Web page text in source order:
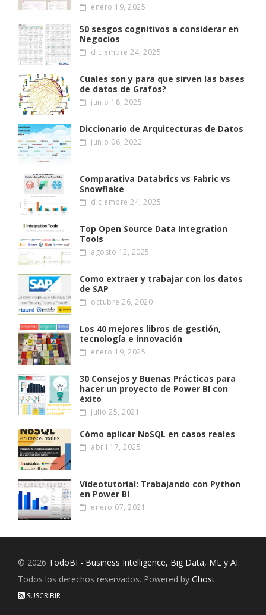
enero 19, 2025
50 sesgos cognitivos a considerar en
Negocios
diciembre 24, 2025
Cuales son y para que sirven las bases
de datos de Grafos?
junio 18, 2025
Diccionario de Arquitecturas de Datos
junio 06, 2022
Comparativa Databrics vs Fabric vs
Snowflake
diciembre 24, 2025
Top Open Source Data Integration
Tools
agosto 12, 2025
Como extraer y trabajar con los datos
de SAP
octubre 26, 2020
Los 40 mejores libros de gestión,
tecnología e innovación
enero 19, 2025
30 Consejos y Buenas Prácticas para
hacer un proyecto de Power BI con
éxito
julio 25, 2021
Cómo aplicar NoSQL en casos reales
abril 17, 2025
Videotutorial: Trabajando con Python
en Power BI
enero 07, 2021
© 2026 TodoBI - Business Intelligence, Big Data, ML y AI.
Todos los derechos reservados. Powered by Ghost.
SUSCRIBIR